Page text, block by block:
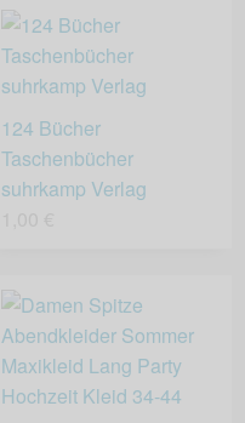
124 Bücher
Taschenbücher
suhrkamp Verlag